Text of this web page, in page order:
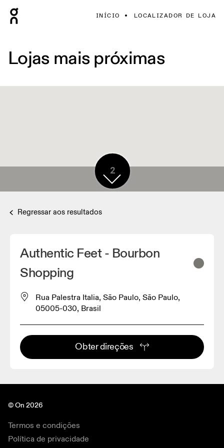
INÍCIO LOCALIZADOR DE LOJA
Lojas mais próximas
2
2
2
Regressar aos resultados
Authentic Feet - Bourbon
Shopping
Rua Palestra Italia, São Paulo, São Paulo,
05005-030, Brasil
Obter direções
© On 2026
Termos e condições
Política de privacidade